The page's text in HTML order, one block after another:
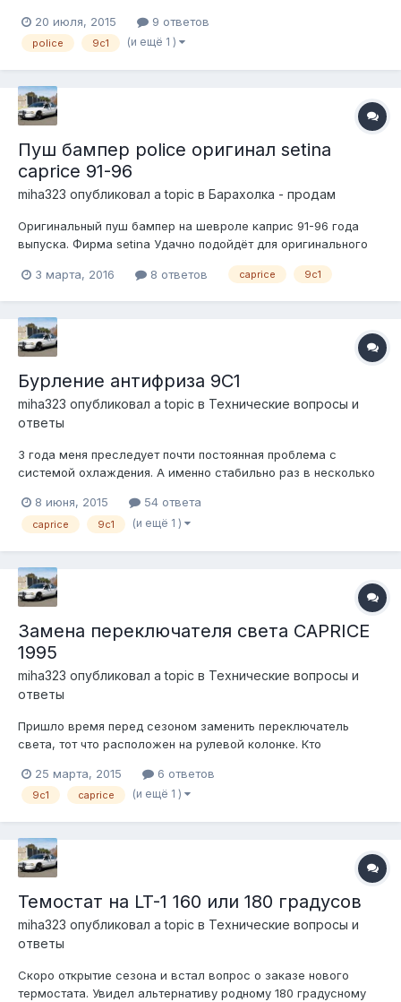
9754378 -> 9761498, 25660780 -> 9766421 -> 88965475
3750руб/шт, есть 2шт
20 июля, 2015 9 ответов
police 9c1 (и ещё 1 )
Пуш бампер police оригинал setina
caprice 91-96
miha323 опубликовал a topic в Барахолка - продам
Оригинальный пуш бампер на шевроле каприс 91-96 года
выпуска. Фирма setina Удачно подойдёт для оригинального
себестоимости в США. Немного Б/у . В идеальном состоянии.
https://www.avito.ru/moskva/zapchasti_i_aksessuary/push_bamp
er_police_origi...
3 марта, 2016 8 ответов caprice 9c1
Бурление антифриза 9C1
miha323 опубликовал a topic в Технические вопросы и
ответы
3 года меня преследует почти постоянная проблема с
системой охлаждения. А именно стабильно раз в несколько
года владения поменяно и сделано: Аж 3 Термостата. 2
помпы Крышка расширительного бачка 18psi. Треугольничек
8 июня, 2015 54 ответа
caprice 9c1 (и ещё 1 )
Замена переключателя света CAPRICE
1995
miha323 опубликовал a topic в Технические вопросы и
ответы
Пришло время перед сезоном заменить переключатель
света, тот что расположен на рулевой колонке. Кто
показал что нужно снимать всю рулевую колонку в сборе.
Снизу подлезть не получилось. Если у кого есть мануал
25 марта, 2015 6 ответов
9c1 caprice (и ещё 1 )
Темостат на LT-1 160 или 180 градусов
miha323 опубликовал a topic в Технические вопросы и
ответы
Скоро открытие сезона и встал вопрос о заказе нового
термостата. Увидел альтернативу родному 180 градусному